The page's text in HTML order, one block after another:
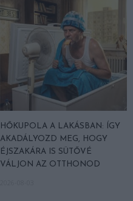
HŐKUPOLA A LAKÁSBAN: ÍGY
AKADÁLYOZD MEG, HOGY
ÉJSZAKÁRA IS SÜTŐVÉ
VÁLJON AZ OTTHONOD